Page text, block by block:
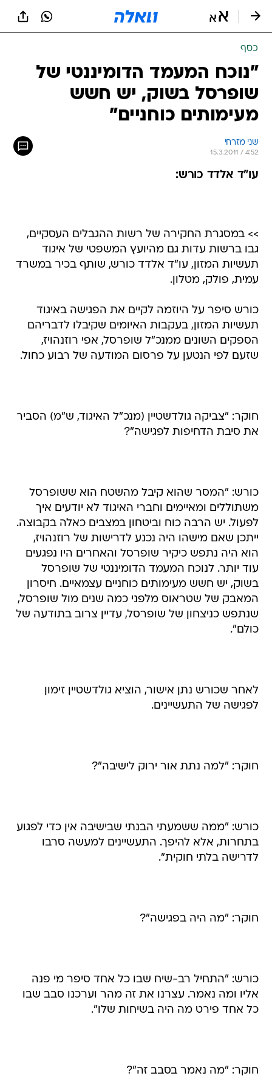
כסף
"נוכח המעמד הדומיננטי של
שופרסל בשוק, יש חשש
מעימותים כוחניים"
שני מזרחי
15.3.2011 / 4:52
עו"ד אלדד כורש:
>> במסגרת החקירה של רשות ההגבלים העסקיים,
גבו ברשות עדות גם מהיועץ המשפטי של איגוד
תעשיות המזון, עו"ד אלדד כורש, שותף בכיר במשרד
עמית, פולק, מטלון.
כורש סיפר על היוזמה לקיים את הפגישה באיגוד
תעשיות המזון, בעקבות האיומים שקיבלו לדבריהם
הספקים השונים ממנכ"ל שופרסל, אפי רוזנהויז,
שזעם לפי הנטען על פרסום המודעה של רבוע כחול.
חוקר: "צביקה גולדשטיין (מנכ"ל האיגוד, ש"מ) הסביר
את סיבת הדחיפות לפגישה"?
כורש: "המסר שהוא קיבל מהשטח הוא ששופרסל
משתוללים ומאיימים וחברי האיגוד לא יודעים איך
לפעול. יש הרבה כוח וביטחון במצבים כאלה בקבוצה.
ייתכן שאם מישהו היה נכנע לדרישות של רוזנהויז,
הוא היה נתפש כיקיר שופרסל והאחרים היו נפגעים
עוד יותר. לנוכח המעמד הדומיננטי של שופרסל
בשוק, יש חשש מעימותים כוחניים עצמאיים. חיסרון
המאבק של שטראוס מלפני כמה שנים מול שופרסל,
שנתפש כניצחון של שופרסל, עדיין צרוב בתודעה של
כולם".
לאחר שכורש נתן אישור, הוציא גולדשטיין זימון
לפגישה של התעשיינים.
חוקר: "למה נתת אור ירוק לישיבה"?
כורש: "ממה ששמעתי הבנתי שבישיבה אין כדי לפגוע
בתחרות, אלא להיפך. התעשיינים למעשה סרבו
לדרישה בלתי חוקית".
חוקר: "מה היה בפגישה"?
כורש: "התחיל רב-שיח שבו כל אחד סיפר מי פנה
אליו ומה נאמר. עצרנו את זה מהר וערכנו סבב שבו
כל אחד פירט מה היה בשיחות שלו".
חוקר: "מה נאמר בסבב זה"?